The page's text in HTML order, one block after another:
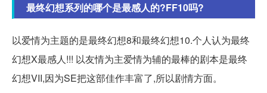
最终幻想系列的哪个是最感人的?FF10吗?
以爱情为主题的是最终幻想8和最终幻想10.个人认为最终
幻想X最感人!!! 以友情为主爱情为辅的最棒的剧本是最终
幻想VII,因为SE把这部佳作丰富了,所以剧情方面。